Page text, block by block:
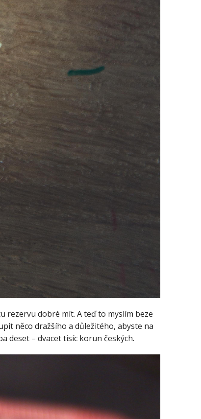
rezervu dobré mít. A teď to myslím beze
něco dražšího a důležitého, abyste na
deset – dvacet tisíc korun českých.